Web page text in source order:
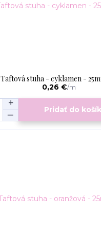
Taftová stuha - cyklamen -
0,26 €/m
Pridať do